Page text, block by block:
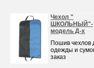
Чехол "
ШКОЛЬНЫЙ"-
модель Д-х
Пошив чехлов
одежды и
заказ